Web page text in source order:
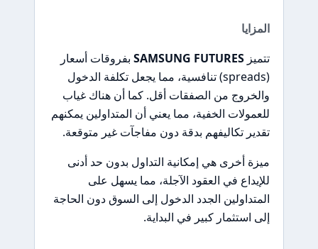
المزايا
تتميزSAMSUNG FUTURES بفروقات أسعار
(spreads) تنافسية، مما يجعل تكلفة الدخول
والخروج من الصفقات أقل. كما أن هناك غياب
للعمولات الخفية، مما يعني أن المتداولين يمكنهم
تقدير تكاليفهم بدقة دون مفاجآت غير متوقعة.
ميزة أخرى هي إمكانية التداول بدون حد أدنى
للإيداع في العقود الآجلة، مما يسهل على
المتداولين الجدد الدخول إلى السوق دون الحاجة
إلى استثمار كبير في البداية.